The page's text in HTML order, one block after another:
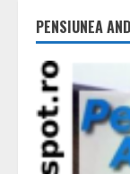
PENSIUNEA